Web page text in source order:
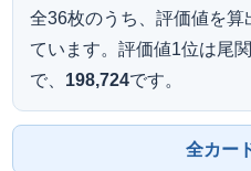
全36枚のうち、評価値を
ています。評価値1位は尾
で、 198,724です。
全カー